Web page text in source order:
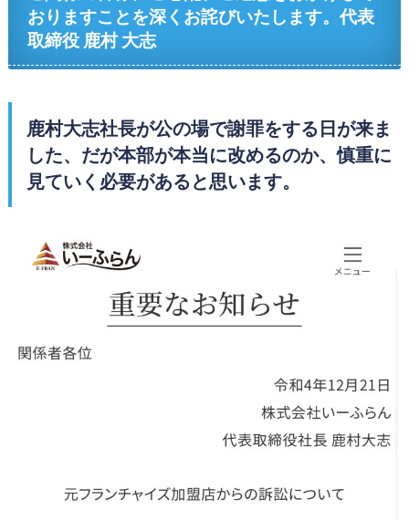
おりますことを深くお詫びいたします。代表
取締役 鹿村 大志
鹿村大志社長が公の場で謝罪をする日が来ま
した、だが本部が本当に改めるのか、慎重に
見ていく必要があると思います。